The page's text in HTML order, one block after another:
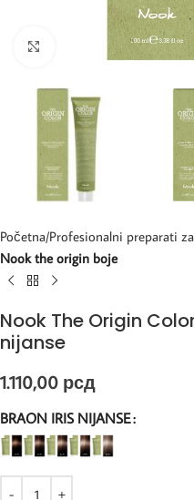
Kliknite za uvećanje
Početna Profesionalni preparati
Nook the origin boje
Nook The Origin
nijanse
1.110,00 рсд
BRAON IRIS NIJANSE